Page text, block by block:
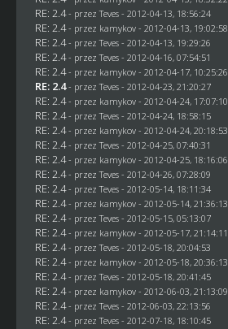
RE: 2.4 - przezTeves- 2012-04-13, 18:56:24
RE: 2.4 - przez kamykov- 2012-04-13, 19:02:58
RE: 2.4 - przezTeves- 2012-04-13, 19:29:26
RE: 2.4 - przezTeves- 2012-04-16, 07:54:51
RE: 2.4 - przez kamykov- 2012-04-17, 10:25:26
RE: 2.4 - przezTeves- 2012-04-23, 21:20:27
RE: 2.4 - przez kamykov- 2012-04-24, 17:07:10
RE: 2.4 - przezTeves- 2012-04-24, 18:58:15
RE: 2.4 - przez kamykov- 2012-04-24, 20:18:53
RE: 2.4 - przezTeves- 2012-04-25, 07:40:31
RE: 2.4 - przez kamykov- 2012-04-25, 18:16:06
RE: 2.4 - przezTeves- 2012-04-26, 07:28:09
RE: 2.4 - przezTeves- 2012-05-14, 18:11:34
RE: 2.4 - przez kamykov- 2012-05-14, 21:36:13
RE: 2.4 - przezTeves- 2012-05-15, 05:13:07
RE: 2.4 - przez kamykov- 2012-05-17, 21:14:11
RE: 2.4 - przezTeves- 2012-05-18, 20:04:53
RE: 2.4 - przez kamykov- 2012-05-18, 20:36:13
RE: 2.4 - przezTeves- 2012-05-18, 20:41:45
RE: 2.4 - przez kamykov- 2012-06-03, 21:13:09
RE: 2.4 - przezTeves- 2012-06-03, 22:13:56
RE: 2.4 - przezTeves- 2012-07-18, 18:10:45